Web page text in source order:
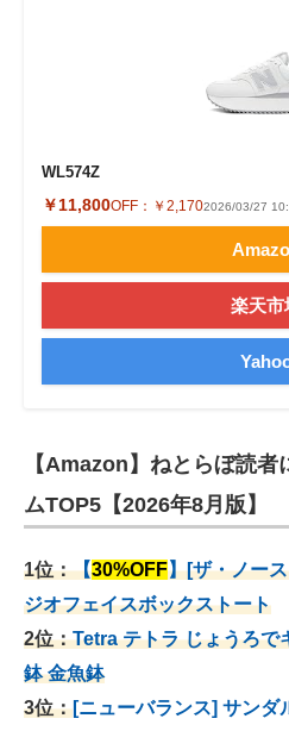
WL574Z
￥11,800OFF： ￥2,1702026/03/27
楽天市
【Amazon】ねとらぼ読
ムTOP5【2026年8月版】
1位：【30%OFF】[ザ・ノー
ジオフェイスボックストート
2位：Tetra テトラ じょうろで
鉢 金魚鉢
3位：[ニューバランス] サン